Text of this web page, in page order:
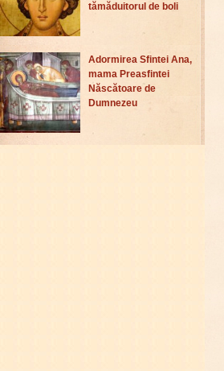
tămăduitorul de boli
Adormirea Sfintei Ana,
mama Preasfintei
Născătoare de
Dumnezeu